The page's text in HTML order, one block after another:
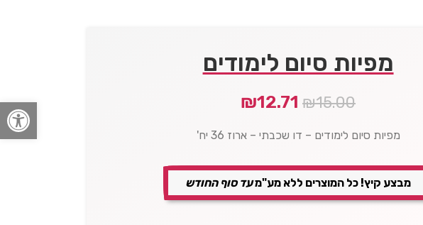
פתח
מפיות סיום לימודים
₪15.00
₪12.71
מפיות סיום לימודים – דו שכבתי – ארוז 36 יח'
מבצע קיץ! כל המוצרים ללא מע"מעד סוף החודש